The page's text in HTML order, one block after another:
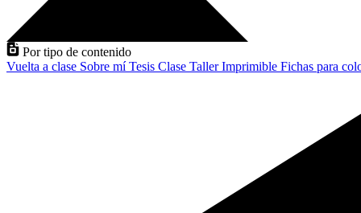
Por tipo de contenido
Vuelta a clase Sobre míTesis Clase TallerImprimible Fichas para